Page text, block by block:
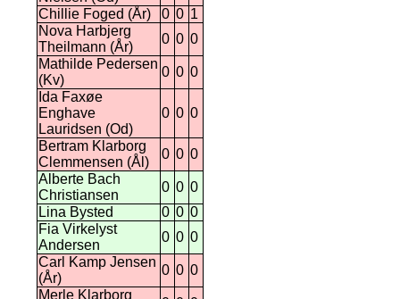
Chillie Foged (År)
0 0 1
Nova Harbjerg
Theilmann (År)
0 0 0
Mathilde Pedersen
(Kv)
0 0 0
Ida Faxøe
Enghave
Lauridsen (Od)
0 0 0
Bertram Klarborg
Clemmensen (Ål)
0 0 0
Alberte Bach
Christiansen
0 0 0
Lina Bysted
0 0 0
Fia Virkelyst
Andersen
0 0 0
Carl Kamp Jensen
(År)
0 0 0
Merle Klarborg